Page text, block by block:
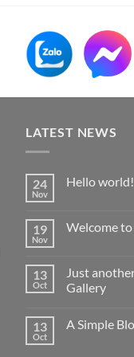
LATEST NEWS
24
Nov
Hello world!
19
Nov
Welcome
13
Oct
Just
Gallery
13
Oct
A Simple